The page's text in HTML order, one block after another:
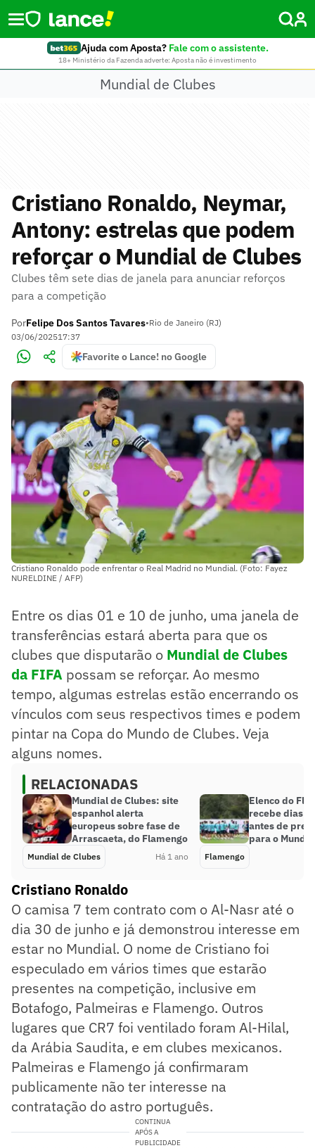
Ajuda com Aposta? Fale com o assistente.
18+ Ministério da Fazenda adverte: Aposta não é investimento
Mundial de Clubes
Cristiano Ronaldo, Neymar,
Antony: estrelas que podem
reforçar o Mundial de Clubes
Clubes têm sete dias de janela para anunciar reforços
para a competição
PorFelipe Dos Santos Tavares•Rio de Janeiro (RJ)
03/06/202517:37
Favorite o Lance! no Google
Cristiano Ronaldo pode enfrentar o Real Madrid no Mundial. (Foto: Fayez
NURELDINE / AFP)
Entre os dias 01 e 10 de junho, uma janela de
transferências estará aberta para que os
clubes que disputarão o Mundial de Clubes
da FIFA possam se reforçar. Ao mesmo
tempo, algumas estrelas estão encerrando os
vínculos com seus respectivos times e podem
pintar na Copa do Mundo de Clubes. Veja
alguns nomes.
RELACIONADAS
Mundial de Clubes: site
espanhol alerta
europeus sobre fase de
Arrascaeta, do Flamengo
Mundial de Clubes Há 1 ano
Elenco do
recebe dias
antes de
para o
Flamengo
Cristiano Ronaldo
O camisa 7 tem contrato com o Al-Nasr até o
dia 30 de junho e já demonstrou interesse em
estar no Mundial. O nome de Cristiano foi
especulado em vários times que estarão
presentes na competição, inclusive em
Botafogo, Palmeiras e Flamengo. Outros
lugares que CR7 foi ventilado foram Al-Hilal,
da Arábia Saudita, e em clubes mexicanos.
Palmeiras e Flamengo já confirmaram
publicamente não ter interesse na
contratação do astro português.
CONTINUA
APÓS A
PUBLICIDADE